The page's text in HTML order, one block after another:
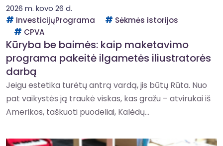
2026 m. kovo 26 d.
InvesticijųPrograma
Sėkmės istorijos
CPVA
Kūryba be baimės: kaip maketavimo
programa pakeitė ilgametės iliustratorės
darbą
Jeigu estetika turėtų antrą vardą, jis būtų Rūta. Nuo
pat vaikystės ją traukė viskas, kas gražu – atvirukai iš
Amerikos, taškuoti puodeliai, Kalėdų...